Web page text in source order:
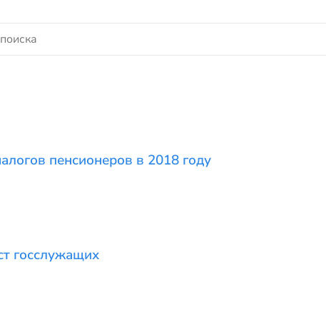
пенсионеров в 2018 году
госслужащих